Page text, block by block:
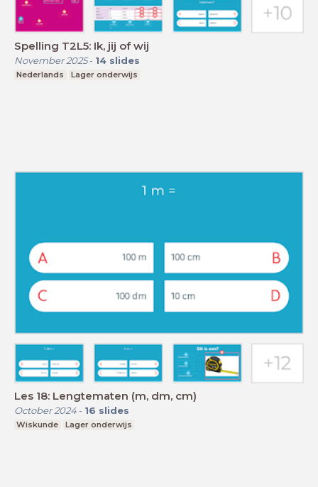
Spelling T2L5: Ik, jij of wij
November 2025- 14 slides
Nederlands Lager onderwijs
Les 18: Lengtematen (m, dm, cm)
October 2024- 16 slides
Wiskunde Lager onderwijs